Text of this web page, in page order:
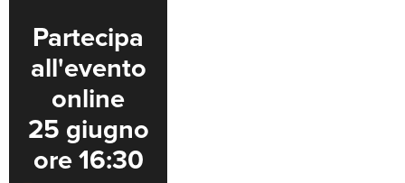
Partecipa
all'evento
online
25 giugno
ore 16:30